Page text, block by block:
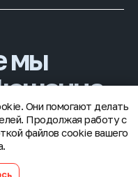
мы
фонд «Гордей»
Они помогают делать
Продолжая работу с
файлов cookie вашего